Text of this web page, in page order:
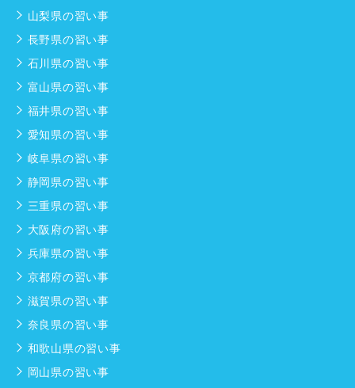
山梨県の習い事
長野県の習い事
石川県の習い事
富山県の習い事
福井県の習い事
愛知県の習い事
岐阜県の習い事
静岡県の習い事
三重県の習い事
大阪府の習い事
兵庫県の習い事
京都府の習い事
滋賀県の習い事
奈良県の習い事
和歌山県の習い事
岡山県の習い事